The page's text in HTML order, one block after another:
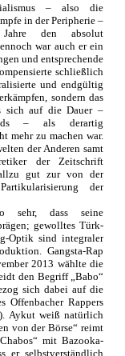
– also die
in der Peripherie –
Jahre den absolut
war auch er ein
und entsprechende
schließlich
und endgültig
sondern das
sich auf die Dauer –
– als derartig
mehr zu machen war.
der Anderen samt
der Zeitschrift
gut zur von der
der
sehr, dass seine
gewolltes Türk-
Optik sind integraler
Gangsta-Rap
2013 wählte die
den Begriff „Babo“
sich dabei auf die
Offenbacher Rappers
Aykut weiß natürlich
von der Börse“ reimt
mit Bazooka-
er selbstverständlich